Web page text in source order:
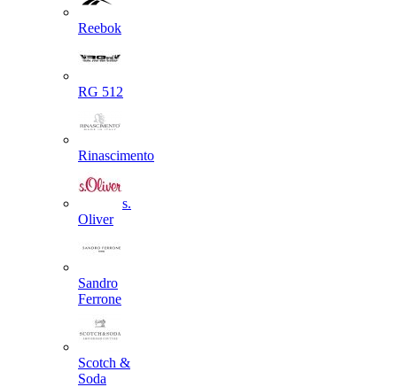
Reebok
RG 512
Rinascimento
s.
Oliver
Sandro
Ferrone
Scotch &
Soda